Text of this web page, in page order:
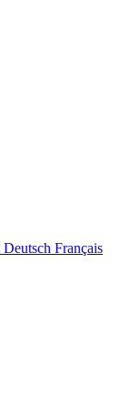
Deutsch Français